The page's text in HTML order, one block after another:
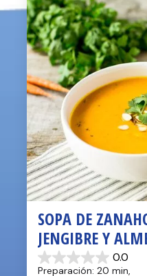
SOPA DE
JENGIBRE Y
0.0
0.0
Preparación: 20 min,